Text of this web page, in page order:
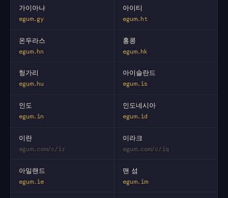
가이아나
egum.gy
아이티
egum.ht
온두라스
egum.hn
홍콩
egum.hk
헝가리
egum.hu
아이슬란드
egum.is
인도
egum.in
인도네시아
egum.id
이란
egum.com/c/ir
이라크
egum.com/c/iq
아일랜드
egum.ie
맨 섬
egum.im